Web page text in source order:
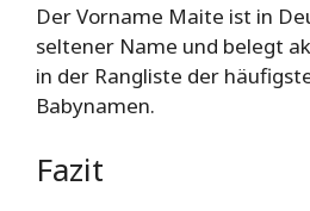
Der Vorname Maite ist in
seltener Name und belegt
in der Rangliste der
Babynamen.
Fazit